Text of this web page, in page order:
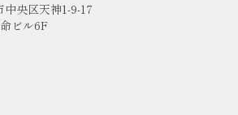
央区天神1-9-17
ビル6F